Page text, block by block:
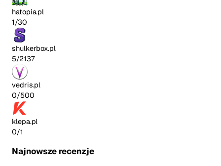
hatopia.pl
1/30
shulkerbox.pl
5/2137
vedris.pl
0/500
klepa.pl
0/1
Najnowsze recenzje